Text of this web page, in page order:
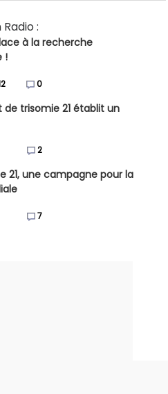
:
à la recherche
!
0
trisomie 21 établit un
2
21, une campagne pour la
7